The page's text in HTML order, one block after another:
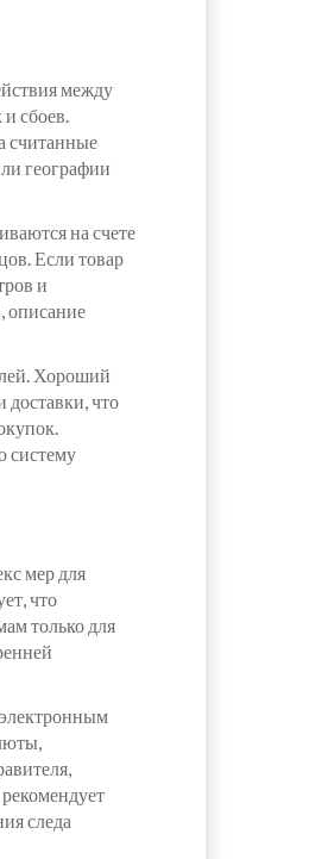
между
сбоев.
считанные
географии
на счете
Если товар
и
описание
Хороший
что
систему
мер для
что
только для
следа